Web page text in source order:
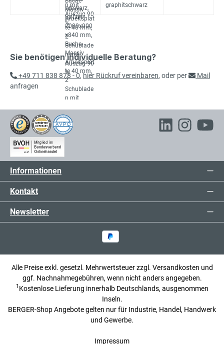
graphitschwarz
Sie benötigen individuelle Beratung?
+49 711 838 878 - 0,hier Rückruf vereinbaren, oder per
Mail
anfragen
Informationen
Kontakt
Newsletter
Alle Preise exkl. gesetzl. Mehrwertsteuer zzgl. Versandkosten und
ggf. Nachnahmegebühren, wenn nicht anders angegeben.
1 Kostenlose Lieferung innerhalb Deutschlands, ausgenommen
Inseln.
BERGER-Shop Angebote gelten nur für Industrie, Handel, Handwerk
und Gewerbe.
Impressum